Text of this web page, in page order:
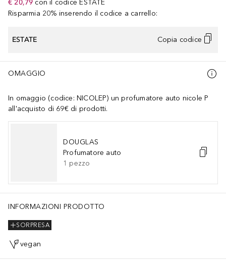
€ 20,79 con il codice ESTATE
Risparmia 20% inserendo il codice a carrello:
ESTATE Copia codice
OMAGGIO
In omaggio (codice: NICOLEP) un profumatore auto nicole P
all'acquisto di 69€ di prodotti.
DOUGLAS
Profumatore auto
1 pezzo
INFORMAZIONI PRODOTTO
SORPRESA
vegan